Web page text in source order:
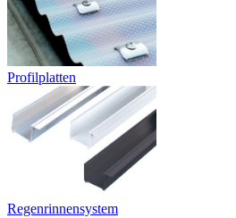
Profilplatten
Regenrinnensystem